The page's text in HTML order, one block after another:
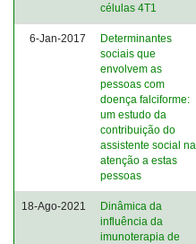
células 4T1
6-Jan-2017
Determinantes
sociais que
envolvem as
pessoas com
doença falciforme:
um estudo da
contribuição do
assistente social na
atenção a estas
pessoas
18-Ago-2021
Dinâmica da
influência da
imunoterapia de